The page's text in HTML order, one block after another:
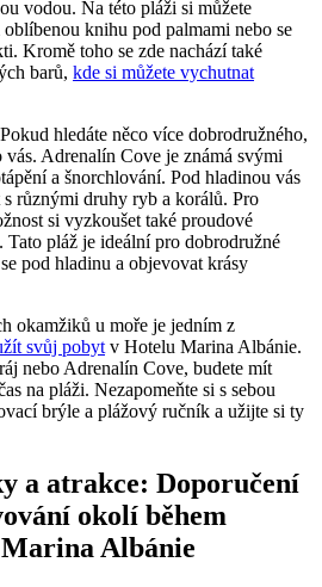
vodou. Na‍ této pláži ⁤si můžete
knihu pod ​palmami ‍nebo se‍
Kromě toho se​ zde nachází také
⁣barů,⁢ kde si můžete vychutnat
hledáte něco⁤ více dobrodružného,
vás.​ Adrenalín Cove je známá svými
a šnorchlování. Pod hladinou vás
různými ⁤druhy ryb ⁤a‌ korálů. Pro
si vyzkoušet také proudové
pláž je ideální pro ​dobrodružné
pod hladinu a​ objevovat krásy
okamžiků u moře je jedním ⁤z⁢
svůj pobyt⁣v Hotelu Marina Albánie.
nebo Adrenalín Cove, ⁤budete​ mít‌
na pláži.​ Nezapomeňte si​ s sebou
‍brýle a plážový ručník ‍a užijte si ty
a atrakce: ‍Doporučení⁤
okolí ⁢během
Albánie